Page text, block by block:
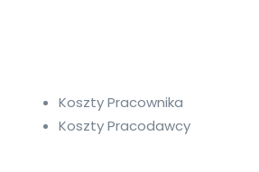
Koszty Pracownika
Koszty Pracodawcy